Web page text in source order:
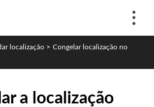
localização > Congelar localização no
a localização